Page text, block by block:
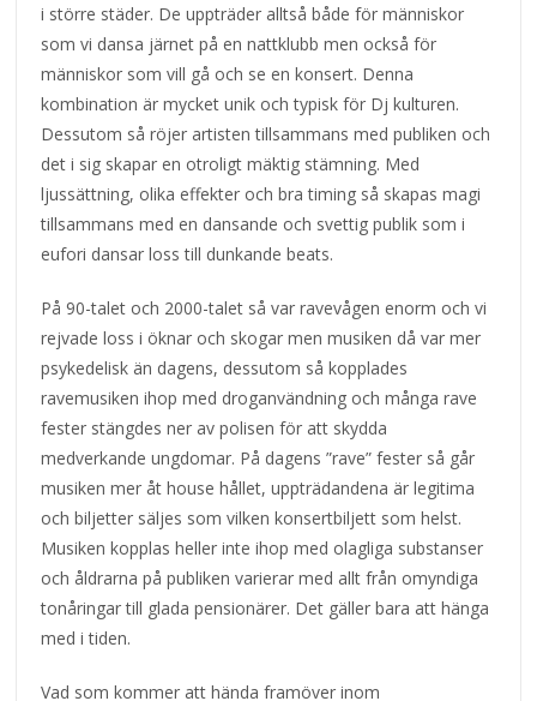
i större städer. De uppträder alltså både för människor
som vi dansa järnet på en nattklubb men också för
människor som vill gå och se en konsert. Denna
kombination är mycket unik och typisk för Dj kulturen.
Dessutom så röjer artisten tillsammans med publiken och
det i sig skapar en otroligt mäktig stämning. Med
ljussättning, olika effekter och bra timing så skapas magi
tillsammans med en dansande och svettig publik som i
eufori dansar loss till dunkande beats.
På 90-talet och 2000-talet så var ravevågen enorm och vi
rejvade loss i öknar och skogar men musiken då var mer
psykedelisk än dagens, dessutom så kopplades
ravemusiken ihop med droganvändning och många rave
fester stängdes ner av polisen för att skydda
medverkande ungdomar. På dagens ”rave” fester så går
musiken mer åt house hållet, uppträdandena är legitima
och biljetter säljes som vilken konsertbiljett som helst.
Musiken kopplas heller inte ihop med olagliga substanser
och åldrarna på publiken varierar med allt från omyndiga
tonåringar till glada pensionärer. Det gäller bara att hänga
med i tiden.
Vad som kommer att hända framöver inom